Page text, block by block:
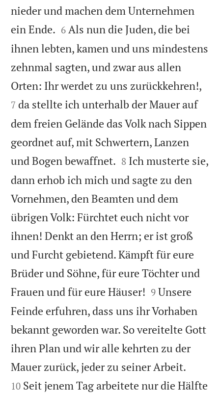
nieder und machen dem Unternehmen
ein Ende. 

6 Als nun die Juden, die bei
ihnen lebten, kamen und uns mindestens
zehnmal sagten, und zwar aus allen
Orten: Ihr werdet zu uns zurückkehren!,
7 da stellte ich unterhalb der Mauer auf
dem freien Gelände das Volk nach Sippen
geordnet auf, mit Schwertern, Lanzen
und Bogen bewaffnet. 

8 Ich musterte sie,
dann erhob ich mich und sagte zu den
Vornehmen, den Beamten und dem
übrigen Volk: Fürchtet euch nicht vor
ihnen! Denkt an den Herrn; er ist groß
und Furcht gebietend. Kämpft für eure
Brüder und Söhne, für eure Töchter und
Frauen und für eure Häuser! 

9 Unsere
Feinde erfuhren, dass uns ihr Vorhaben
bekannt geworden war. So vereitelte Gott
ihren Plan und wir alle kehrten zu der
Mauer zurück, jeder zu seiner Arbeit.
10 Seit jenem Tag arbeitete nur die Hälfte